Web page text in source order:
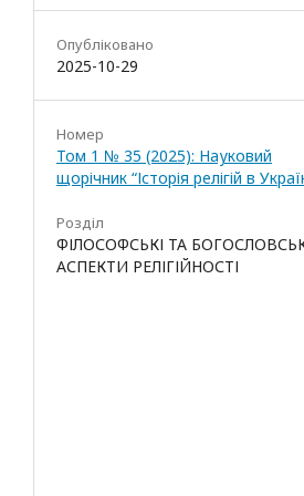
Опубліковано
2025-10-29
Номер
Том 1 № 35 (2025): Науковий
щорічник “Історія релігій в
Розділ
ФІЛОСОФСЬКІ ТА
АСПЕКТИ РЕЛІГІЙНОСТІ